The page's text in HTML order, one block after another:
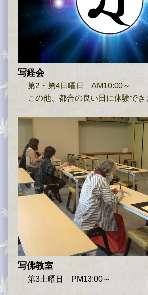
写経会
第2・第4日曜日 AM10:00～
この他、都合の良い日に体験でき
写佛教室
第3土曜日 PM13:00～